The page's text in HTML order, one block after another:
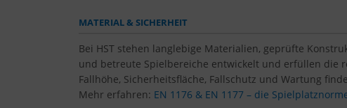
MATERIAL & SICHERHEIT
Bei HST stehen langlebige Materialien, geprüfte
und betreute Spielbereiche entwickelt und erfüllen die
Fallhöhe, Sicherheitsfläche, Fallschutz und Wartung
Mehr erfahren: EN 1176 & EN 1177 – die